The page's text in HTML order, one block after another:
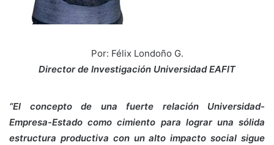
Por: Félix Londoño G.
Director de Investigación Universidad EAFIT
“El concepto de una fuerte relación Universidad-
Empresa-Estado como cimiento para lograr una sólida
estructura productiva con un alto impacto social sigue